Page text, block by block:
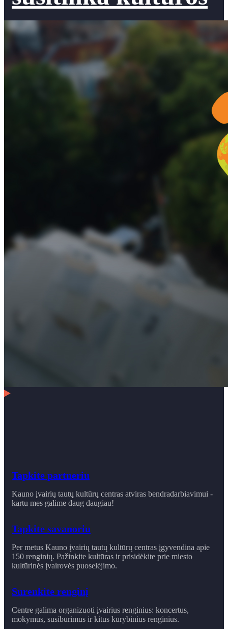
Tapkite partneriu
Kauno įvairių tautų kultūrų centras atviras bendradarbiavimui -
kartu mes galime daug daugiau!
Tapkite savanoriu
Per metus Kauno įvairių tautų kultūrų centras įgyvendina apie
150 renginių. Pažinkite kultūras ir prisidėkite prie miesto
kultūrinės įvairovės puoselėjimo.
Surenkite renginį
Centre galima organizuoti įvairius renginius: koncertus,
mokymus, susibūrimus ir ​kitus kūrybinius renginius.